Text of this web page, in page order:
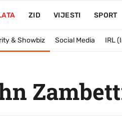
ZID VIJESTI SPORT
& Showbiz Social Media IRL